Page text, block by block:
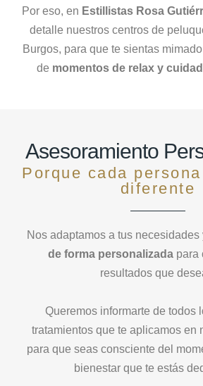
Por eso, en Estillistas Rosa
detalle nuestros centros de
Burgos, para que te sientas
de momentos de relax y
Asesoramiento
Porque cada
diferente
Nos adaptamos a tus necesidades
de forma personalizadapara
resultados que
Queremos informarte de todos
tratamientos que te aplicamos en
para que seas consciente del
bienestar que te estás